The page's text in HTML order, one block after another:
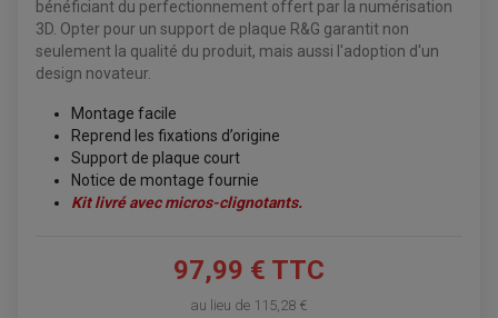
SELLE CONFORT
SUPPORT TOP CASE
SUPPORT VALISE LATERAL
TOP CASE ET VALISES
ÉCHAPPEMENT MOTO
SILENCIEUX / ÉCHAPPEMENT MOTO
ACCESSOIRE ÉCHAPPEMENT
ÉLECTRICITÉ
CHARGEUR BATTERIE
CLIGNOTANT MOTO
CLIGNOTANT TYPE ORIGINE
ÉCHAPEMENT SCOOTER
ÉCHAPPEMENT SCOOTER
ELECTRICITÉ
CLIGNOTANT TYPE ORIGINE
REDRESSEUR / RÉGULATEUR
ECLAIRAGE SCOOTER
POMPE A ESSENCE
ÉCHAPPEMENT QUAD
ENTRETIEN QUAD / SSV
BOUGIE QUAD
FILTRE A AIR BMC QUAD
FILTRE A AIR QUAD
FILTRE A HUILE QUAD
CONDENSATEUR
BOBINE D'ALLUMAGE
COUPE-CONTACT
KIT CHAÎNE
GUIDE CHAÎNE
PATIN DE BRAS OSCILLANT
ROULETTE DE CHAÎNE
EMBRAYAGE OFF ROAD
KIT RÉPARATION CARBU
KIT RÉPARATION POMPE A EAU
PIPE D'ADMISSION
bénéficiant du perfectionnement offert par la numérisation
3D. Opter pour un support de plaque R&G garantit non
seulement la qualité du produit, mais aussi l'adoption d'un
design novateur.
Montage facile
Reprend les fixations d’origine
Support de plaque court
Notice de montage fournie
Kit livré avec micros-clignotants.
97,99 € TTC
au lieu de 115,28 €